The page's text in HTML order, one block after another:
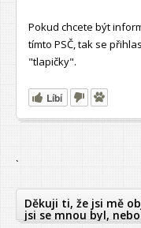
Pokud chcete být
tímto PSČ, tak se
"tlapičky".
Líbí
`
Děkuji ti, že jsi mě
jsi se mnou byl,